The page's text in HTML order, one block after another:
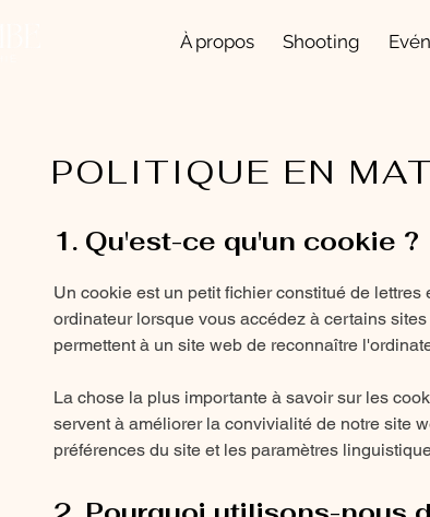
À propos Shooting
POLITIQUE EN
1. Qu'est-ce qu'un cookie ?
Un cookie est un petit fichier constitué de
ordinateur lorsque vous accédez à certains
permettent à un site web de reconnaître
La chose la plus importante à savoir sur les
servent à améliorer la convivialité de notre site
préférences du site et les paramètres